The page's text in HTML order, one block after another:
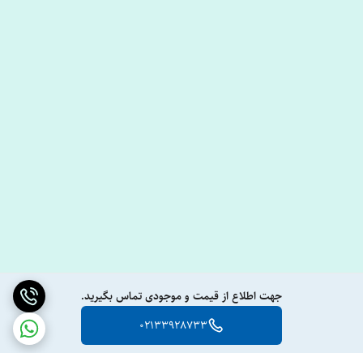
جهت اطلاع از قیمت و موجودی تماس بگیرید.
02133928733